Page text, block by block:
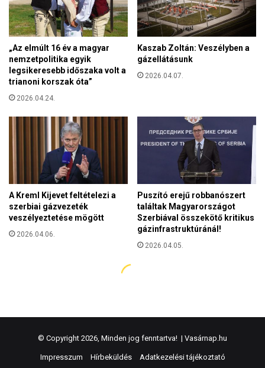
© Copyright 2026, Minden jog fenntartva! | Vasárnap.hu
Impresszum Hírbeküldés Adatkezelési tájékoztató